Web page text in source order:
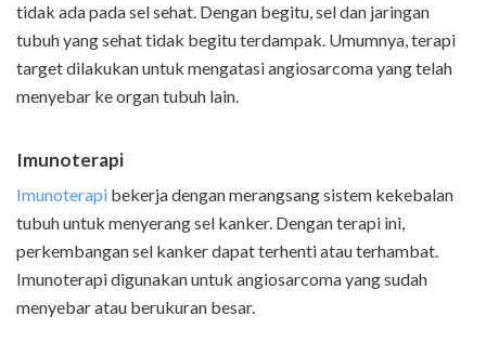
tidak ada pada sel sehat. Dengan begitu, sel dan jaringan
tubuh yang sehat tidak begitu terdampak. Umumnya, terapi
target dilakukan untuk mengatasi angiosarcoma yang telah
menyebar ke organ tubuh lain.
Imunoterapi
Imunoterapi bekerja dengan merangsang sistem kekebalan
tubuh untuk menyerang sel kanker. Dengan terapi ini,
perkembangan sel kanker dapat terhenti atau terhambat.
Imunoterapi digunakan untuk angiosarcoma yang sudah
menyebar atau berukuran besar.